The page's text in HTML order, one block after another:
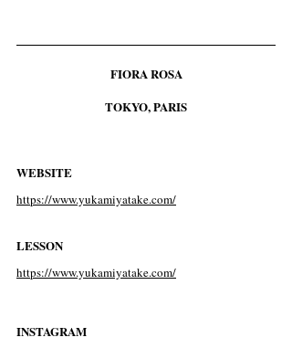
FIORA ROSA
TOKYO, PARIS
WEBSITE
https://www.yukamiyatake.com/
LESSON
https://www.yukamiyatake.com/
INSTAGRAM